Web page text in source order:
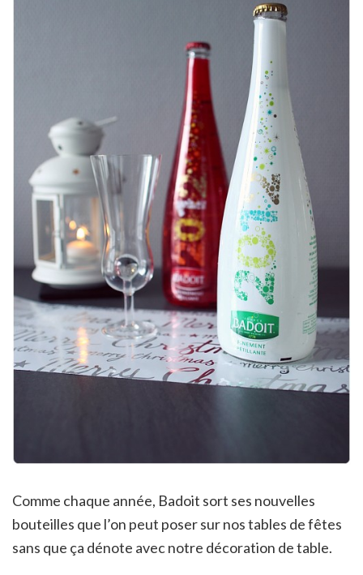
Comme chaque année, Badoit sort ses nouvelles
bouteilles que l’on peut poser sur nos tables de fêtes
sans que ça dénote avec notre décoration de table.